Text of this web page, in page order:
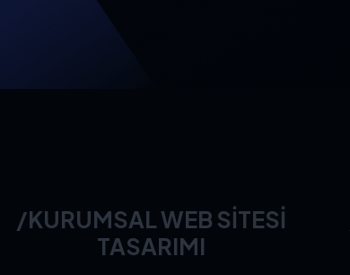
/KURUMSAL WEB SITESI
TASARIMI